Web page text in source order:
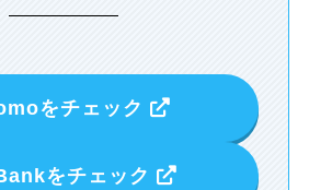
をチェック
をチェック